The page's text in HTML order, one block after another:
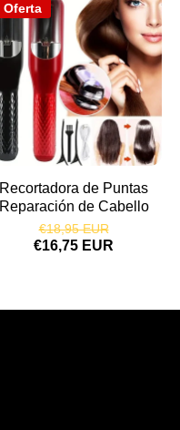
Oferta
Recortadora de Puntas
Reparación de Cabello
€18,95 EUR
€16,75 EUR